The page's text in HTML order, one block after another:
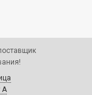
А